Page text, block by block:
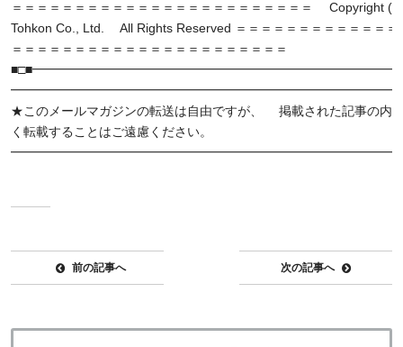
＝＝＝＝＝＝＝＝＝＝＝＝＝＝＝＝＝＝＝＝＝＝＝＝ Copyright
Tohkon Co., Ltd. All Rights Reserved ＝＝＝＝＝＝＝＝＝＝＝＝＝
＝＝＝＝＝＝＝＝＝＝＝＝＝＝＝＝＝＝＝＝＝＝
★このメールマガジンの転送は自由ですが、 掲載された記事の内
く転載することはご遠慮ください。
前の記事へ 次の記事へ